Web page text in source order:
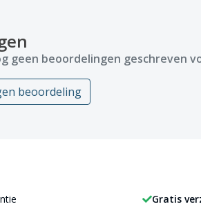
geen beoordelingen geschreven
beoordeling
Gratis